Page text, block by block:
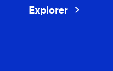
Explorer